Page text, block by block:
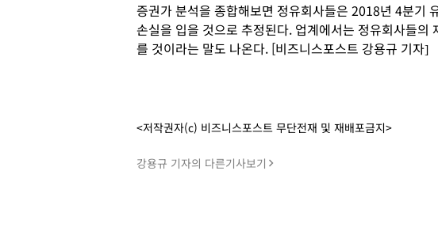
증권가 분석을 종합해보면 정유회사들은 2018년 4분기
손실을 입을 것으로 추정된다. 업계에서는 정유회사들의
를 것이라는 말도 나온다. [비즈니스포스트 강용규 기자]
<저작권자(c) 비즈니스포스트 무단전재 및 재배포금지>
강용규 기자의 다른기사보기